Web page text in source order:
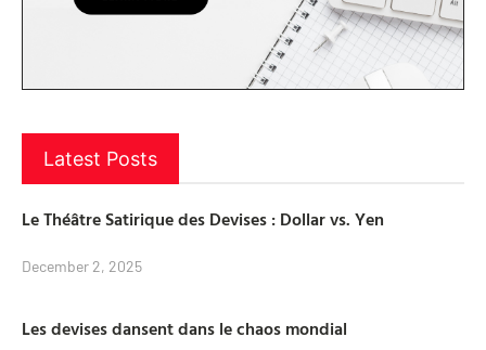
Latest Posts
Le Théâtre Satirique des Devises : Dollar vs. Yen
December 2, 2025
Les devises dansent dans le chaos mondial